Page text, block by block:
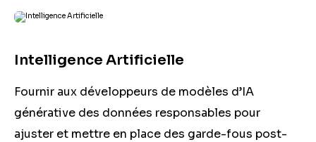
Gestion de la Réputation
Intelligence Artificielle
Fournir aux développeurs de modèles d’IA
générative des données responsables pour
ajuster et mettre en place des garde-fous post-